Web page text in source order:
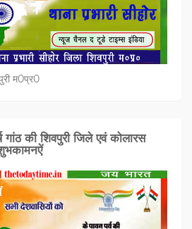
म0प्र0
गांठ की शिवपुरी जिले एवं कोलारस
शुभकामनऐं